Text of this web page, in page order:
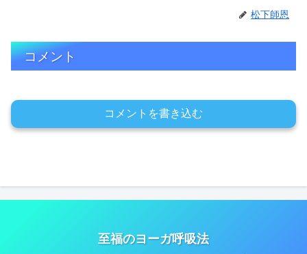
松下師恩
コメント
コメントを書き込む
至福のヨーガ呼吸法